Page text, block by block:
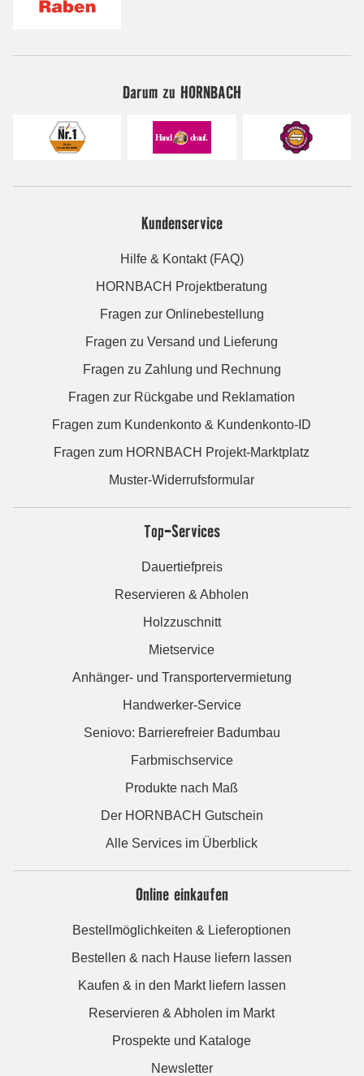
Darum zu HORNBACH
Kundenservice
Hilfe & Kontakt (FAQ)
HORNBACH Projektberatung
Fragen zur Onlinebestellung
Fragen zu Versand und Lieferung
Fragen zu Zahlung und Rechnung
Fragen zur Rückgabe und Reklamation
Fragen zum Kundenkonto & Kundenkonto-ID
Fragen zum HORNBACH Projekt-Marktplatz
Muster-Widerrufsformular
Top-Services
Dauertiefpreis
Reservieren & Abholen
Holzzuschnitt
Mietservice
Anhänger- und Transportervermietung
Handwerker-Service
Seniovo: Barrierefreier Badumbau
Farbmischservice
Produkte nach Maß
Der HORNBACH Gutschein
Alle Services im Überblick
Online einkaufen
Bestellmöglichkeiten & Lieferoptionen
Bestellen & nach Hause liefern lassen
Kaufen & in den Markt liefern lassen
Reservieren & Abholen im Markt
Prospekte und Kataloge
Newsletter